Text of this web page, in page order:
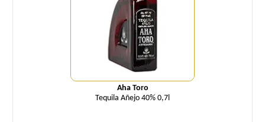
Aha Toro
Tequila Añejo 40% 0,7l